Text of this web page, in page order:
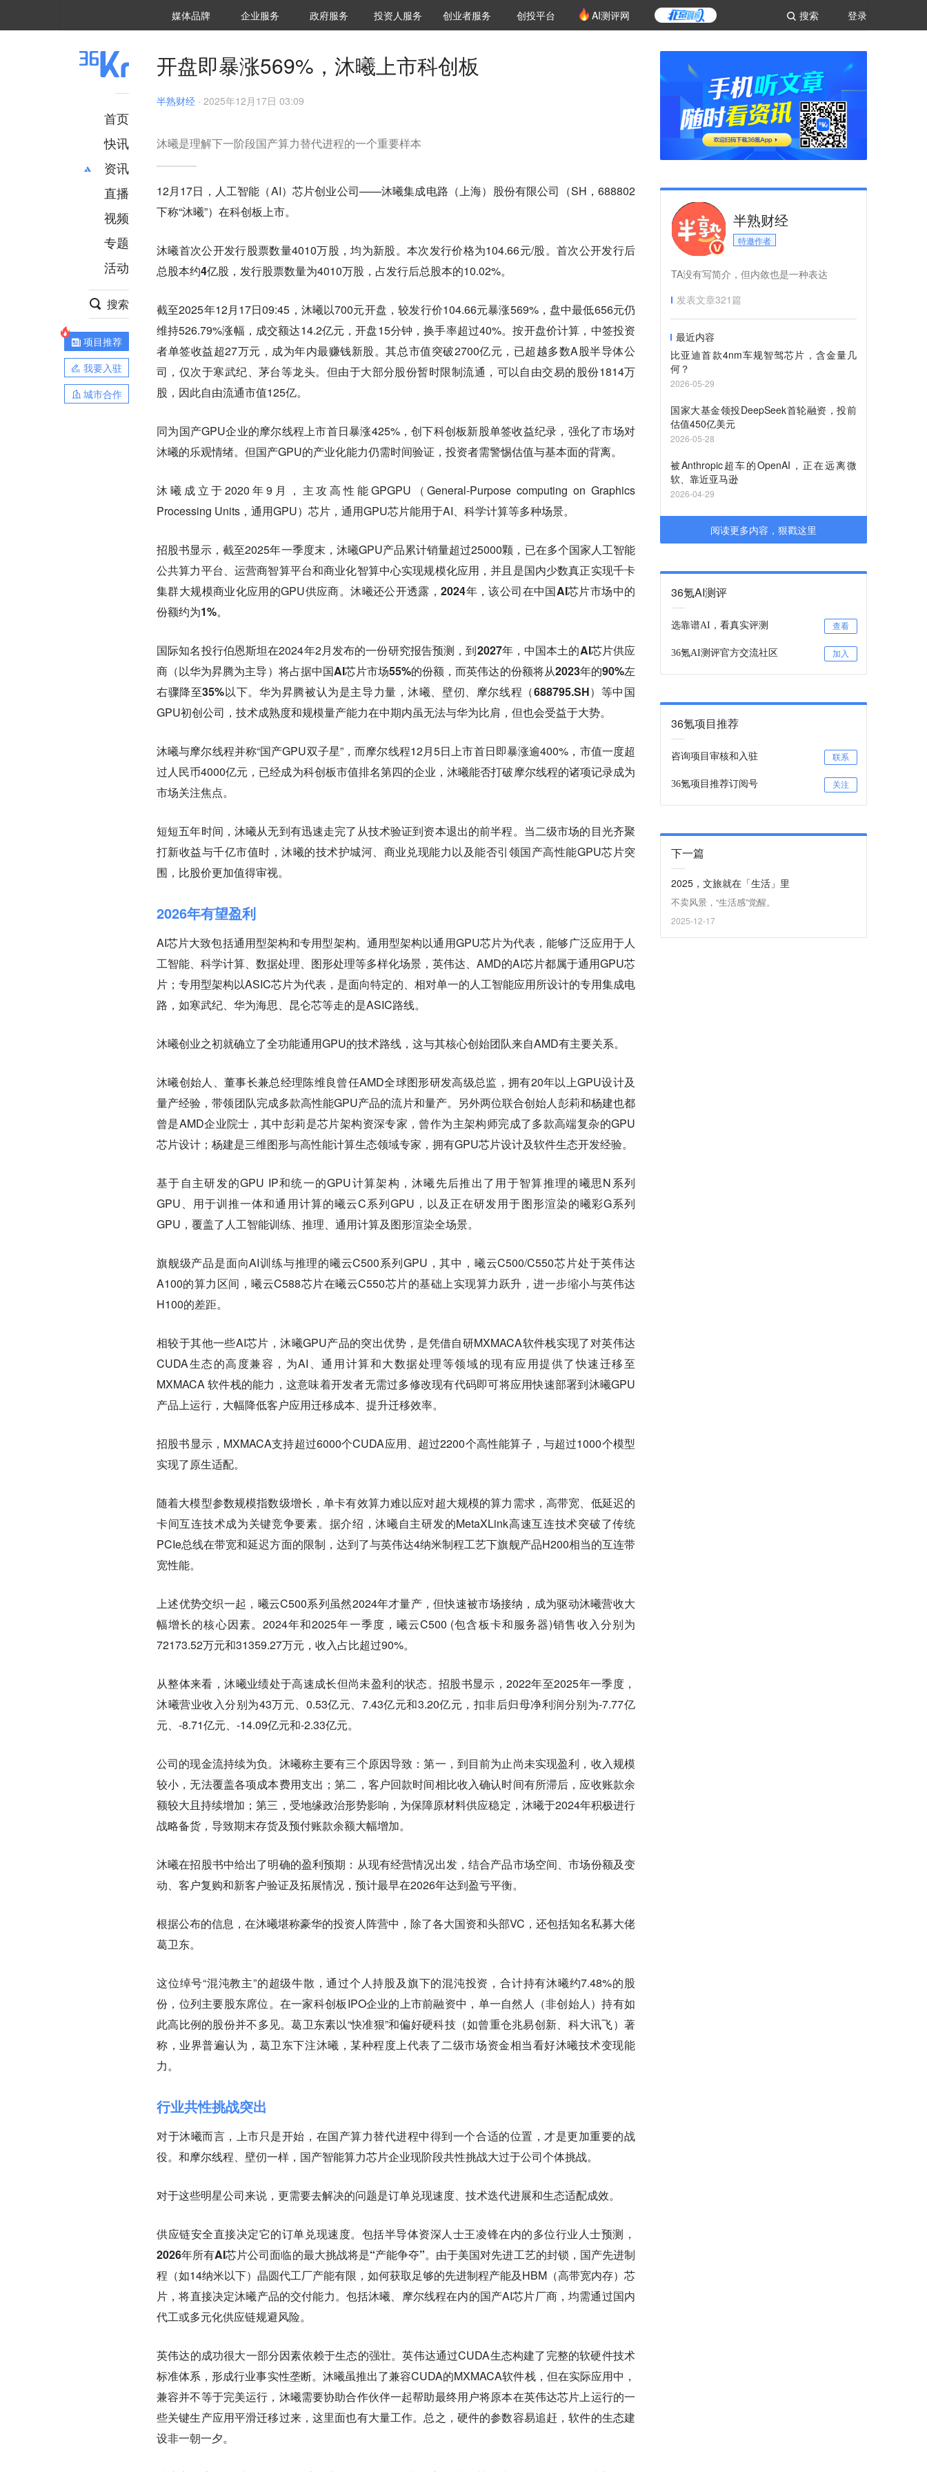
登录
搜索
媒体品牌 36Kr研究院
企业服务 城市之窗
政府服务 VClub投资机构库
投资机构职位推介
投资人服务 创投氪堂
创业者服务 创投平台 AI测评网
首页
快讯
资讯
推荐
财经
项目推荐
安徽
直播
视频
专题
活动
搜索
项目推荐
我要入驻
城市合作
开盘即暴涨569%，沐曦上市科创板
半熟财经 · 2025年12月17日 03:09
沐曦是理解下一阶段国产算力替代进程的一个重要样本
12月17日，人工智能（AI）芯片创业公司——沐曦集成电路（上海）股份有限公司（SH，688802
下称“沐曦”）在科创板上市。
沐曦首次公开发行股票数量4010万股，均为新股。本次发行价格为104.66元/股。首次公开发行后
总股本约4亿股 ，发行股票数量为4010万股，占发行后总股本的10.02%。
截至2025年12月17日09:45，沐曦以700元开盘，较发行价104.66元暴涨569%，盘中最低656元仍
维持526.79%涨幅，成交额达14.2亿元，开盘15分钟，换手率超过40%。按开盘价计算，中签投资
者单签收益超27万元，成为年内最赚钱新股。其总市值突破2700亿元，已超越多数A股半导体公
司，仅次于寒武纪、茅台等龙头。但由于大部分股份暂时限制流通，可以自由交易的股份1814万
股，因此自由流通市值125亿。
同为国产GPU企业的摩尔线程上市首日暴涨425%，创下科创板新股单签收益纪录，强化了市场对
沐曦的乐观情绪。但国产GPU的产业化能力仍需时间验证，投资者需警惕估值与基本面的背离。
沐曦成立于2020年9月，主攻高性能GPGPU（General-Purpose computing on Graphics
Processing Units，通用GPU）芯片，通用GPU芯片能用于AI、科学计算等多种场景。
招股书显示，截至2025年一季度末，沐曦GPU产品累计销量超过25000颗，已在多个国家人工智能
公共算力平台、运营商智算平台和商业化智算中心实现规模化应用，并且是国内少数真正实现千卡
集群大规模商业化应用的GPU供应商。沐曦还公开透露，2024年，该公司在中国AI芯片市场中的
份额约为1%。
国际知名投行伯恩斯坦在2024年2月发布的一份研究报告预测，到2027年，中国本土的AI芯片供应
商（以华为昇腾为主导）将占据中国AI芯片市场55%的份额，而英伟达的份额将从2023年的90%左
右骤降至35%以下。华为昇腾被认为是主导力量，沐曦、壁仞、摩尔线程（688795.SH）等中国
GPU初创公司，技术成熟度和规模量产能力在中期内虽无法与华为比肩，但也会受益于大势。
沐曦与摩尔线程并称“国产GPU双子星”，而摩尔线程12月5日上市首日即暴涨逾400%，市值一度超
过人民币4000亿元，已经成为科创板市值排名第四的企业，沐曦能否打破摩尔线程的诸项记录成为
市场关注焦点。
短短五年时间，沐曦从无到有迅速走完了从技术验证到资本退出的前半程。当二级市场的目光齐聚
打新收益与千亿市值时，沐曦的技术护城河、商业兑现能力以及能否引领国产高性能GPU芯片突
围，比股价更加值得审视。
2026年有望盈利
AI芯片大致包括通用型架构和专用型架构。通用型架构以通用GPU芯片为代表，能够广泛应用于人
工智能、科学计算、数据处理、图形处理等多样化场景，英伟达、AMD的AI芯片都属于通用GPU芯
片；专用型架构以ASIC芯片为代表，是面向特定的、相对单一的人工智能应用所设计的专用集成电
路，如寒武纪、华为海思、昆仑芯等走的是ASIC路线。
沐曦创业之初就确立了全功能通用GPU的技术路线，这与其核心创始团队来自AMD有主要关系。
沐曦创始人、董事长兼总经理陈维良曾任AMD全球图形研发高级总监，拥有20年以上GPU设计及
量产经验，带领团队完成多款高性能GPU产品的流片和量产。另外两位联合创始人彭莉和杨建也都
曾是AMD企业院士，其中彭莉是芯片架构资深专家，曾作为主架构师完成了多款高端复杂的GPU
芯片设计；杨建是三维图形与高性能计算生态领域专家，拥有GPU芯片设计及软件生态开发经验。
基于自主研发的GPU IP和统一的GPU计算架构，沐曦先后推出了用于智算推理的曦思N系列
GPU、用于训推一体和通用计算的曦云C系列GPU，以及正在研发用于图形渲染的曦彩G系列
GPU，覆盖了人工智能训练、推理、通用计算及图形渲染全场景。
旗舰级产品是面向AI训练与推理的曦云C500系列GPU，其中，曦云C500/C550芯片处于英伟达
A100的算力区间，曦云C588芯片在曦云C550芯片的基础上实现算力跃升，进一步缩小与英伟达
H100的差距。
相较于其他一些AI芯片，沐曦GPU产品的突出优势，是凭借自研MXMACA软件栈实现了对英伟达
CUDA生态的高度兼容，为AI、通用计算和大数据处理等领域的现有应用提供了快速迁移至
MXMACA 软件栈的能力，这意味着开发者无需过多修改现有代码即可将应用快速部署到沐曦GPU
产品上运行，大幅降低客户应用迁移成本、提升迁移效率。
招股书显示，MXMACA支持超过6000个CUDA应用、超过2200个高性能算子，与超过1000个模型
实现了原生适配。
随着大模型参数规模指数级增长，单卡有效算力难以应对超大规模的算力需求，高带宽、低延迟的
卡间互连技术成为关键竞争要素。据介绍，沐曦自主研发的MetaXLink高速互连技术突破了传统
PCIe总线在带宽和延迟方面的限制，达到了与英伟达4纳米制程工艺下旗舰产品H200相当的互连带
宽性能。
上述优势交织一起，曦云C500系列虽然2024年才量产，但快速被市场接纳，成为驱动沐曦营收大
幅增长的核心因素。2024年和2025年一季度，曦云C500 (包含板卡和服务器)销售收入分别为
72173.52万元和31359.27万元，收入占比超过90%。
从整体来看，沐曦业绩处于高速成长但尚未盈利的状态。 招股书显示，2022年至2025年一季度，
沐曦营业收入分别为43万元、0.53亿元、7.43亿元和3.20亿元，扣非后归母净利润分别为-7.77亿
元、-8.71亿元、-14.09亿元和-2.33亿元。
公司的现金流持续为负。沐曦称主要有三个原因导致：第一，到目前为止尚未实现盈利，收入规模
较小，无法覆盖各项成本费用支出；第二，客户回款时间相比收入确认时间有所滞后，应收账款余
额较大且持续增加；第三，受地缘政治形势影响，为保障原材料供应稳定，沐曦于2024年积极进行
战略备货，导致期末存货及预付账款余额大幅增加。
沐曦在招股书中给出了明确的盈利预期：从现有经营情况出发，结合产品市场空间、市场份额及变
动、客户复购和新客户验证及拓展情况，预计最早在2026年达到盈亏平衡。
根据公布的信息，在沐曦堪称豪华的投资人阵营中，除了各大国资和头部VC，还包括知名私募大佬
葛卫东。
这位绰号“混沌教主”的超级牛散，通过个人持股及旗下的混沌投资，合计持有沐曦约7.48%的股
份，位列主要股东席位。在一家科创板IPO企业的上市前融资中，单一自然人（非创始人）持有如
此高比例的股份并不多见。葛卫东素以“快准狠”和偏好硬科技（如曾重仓兆易创新、科大讯飞）著
称，业界普遍认为，葛卫东下注沐曦，某种程度上代表了二级市场资金相当看好沐曦技术变现能
力。
行业共性挑战突出
对于沐曦而言，上市只是开始，在国产算力替代进程中得到一个合适的位置，才是更加重要的战
役。 和摩尔线程、壁仞一样，国产智能算力芯片企业现阶段共性挑战大过于公司个体挑战。
对于这些明星公司来说，更需要去解决的问题是订单兑现速度、技术迭代进展和生态适配成效。
供应链安全直接决定它的订单兑现速度。包括半导体资深人士王凌锋在内的多位行业人士预测，
2026年所有AI芯片公司面临的最大挑战将是“产能争夺”。 由于美国对先进工艺的封锁，国产先进制
程（如14纳米以下）晶圆代工厂产能有限，如何获取足够的先进制程产能及HBM（高带宽内存）芯
片，将直接决定沐曦产品的交付能力。包括沐曦、摩尔线程在内的国产AI芯片厂商，均需通过国内
代工或多元化供应链规避风险。
英伟达的成功很大一部分因素依赖于生态的强壮。英伟达通过CUDA生态构建了完整的软硬件技术
标准体系，形成行业事实性垄断。沐曦虽推出了兼容CUDA的MXMACA软件栈，但在实际应用中，
兼容并不等于完美运行，沐曦需要协助合作伙伴一起帮助最终用户将原本在英伟达芯片上运行的一
些关键生产应用平滑迁移过来，这里面也有大量工作。总之，硬件的参数容易追赶，软件的生态建
设非一朝一夕。
半熟财经
特邀作者
TA没有写简介，但内敛也是一种表达
发表文章321篇
最近内容
比亚迪首款4nm车规智驾芯片，含金量几
何？
2026-05-29
国家大基金领投DeepSeek首轮融资，投前
估值450亿美元
2026-05-28
被Anthropic超车的OpenAI，正在远离微
软、靠近亚马逊
2026-04-29
阅读更多内容，狠戳这里
36氪AI测评
选靠谱AI，看真实评测 查看
36氪AI测评官方交流社区 加入
36氪项目推荐
咨询项目审核和入驻 联系
36氪项目推荐订阅号 关注
下一篇
2025，文旅就在「生活」里
不卖风景，“生活感”觉醒。
2025-12-17